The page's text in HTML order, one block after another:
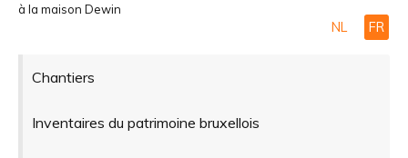
à la maison Dewin
NL FR
Chantiers
Inventaires du patrimoine bruxellois